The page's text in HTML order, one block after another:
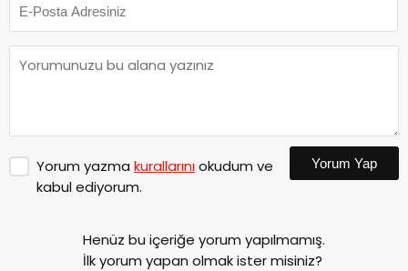
Yorum yazma kurallarınıokudum ve
kabul ediyorum.
Yorum Yap
Henüz bu içeriğe yorum yapılmamış.
İlk yorum yapan olmak ister misiniz?